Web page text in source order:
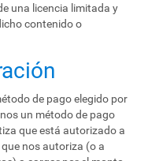
una licencia limitada y
contenido o
de pago elegido por
un método de pago
que está autorizado a
nos autoriza (o a